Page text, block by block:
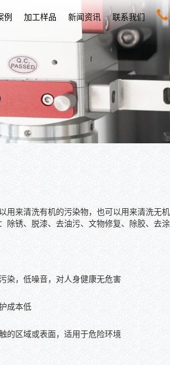
例 加工样品 新闻资讯 联系我们
用来清洗有机的污染物，也可以用来清洗无
除锈、脱漆、去油污、文物修复、除胶、去
染，低噪音，对人身健康无危害
成本低
的区域或表面，适用于危险环境